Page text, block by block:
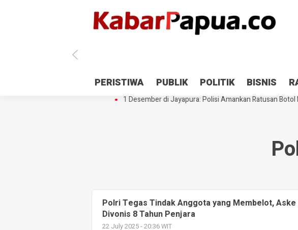
PERISTIWA PUBLIK POLITIK BISNIS
Antisipasi 1 Desember, TNI Polri Patroli 2×24 jam di Kota
Gedung Perpustakaan SMPN 5 Sentani Terbakar
1 Desember di Jayapura: Polisi Amankan Ratusan
Polri Tegas Tindak Anggota yang Membelot, Aske
Divonis 8 Tahun Penjara
22 July 2025 - 20:36 WIT